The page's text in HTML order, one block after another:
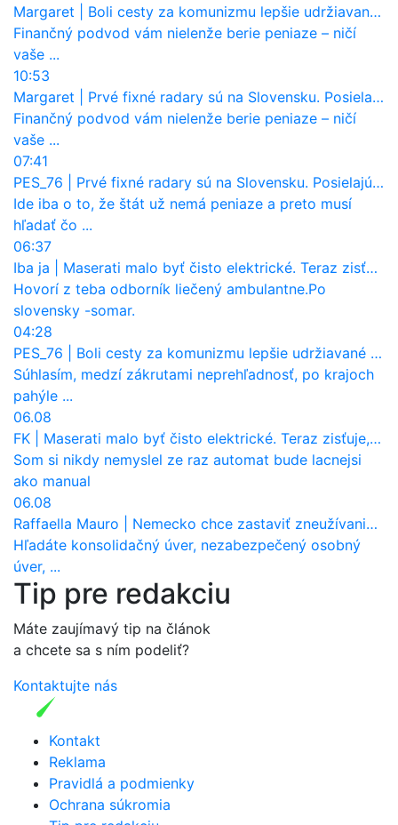
Margaret
Boli cesty za komunizmu lepšie udržiavané ako dnes?
Finančný podvod vám nielenže berie peniaze – ničí
vaše ...
10:53
Margaret
Prvé fixné radary sú na Slovensku. Posielajú už pokuty? Ukáže ich Waze?
Finančný podvod vám nielenže berie peniaze – ničí
vaše ...
07:41
PES_76
Prvé fixné radary sú na Slovensku. Posielajú už pokuty? Ukáže ich Waze?
Ide iba o to, že štát už nemá peniaze a preto musí
hľadať čo ...
06:37
Iba ja
Maserati malo byť čisto elektrické. Teraz zisťuje, že potrebuje nový osemvalcový motor
Hovorí z teba odborník liečený ambulantne.Po
slovensky -somar.
04:28
PES_76
Boli cesty za komunizmu lepšie udržiavané ako dnes?
Súhlasím, medzí zákrutami neprehľadnosť, po krajoch
pahýle ...
06.08
FK
Maserati malo byť čisto elektrické. Teraz zisťuje, že potrebuje nový osemvalcový motor
Som si nikdy nemyslel ze raz automat bude lacnejsi
ako manual
06.08
Raffaella Mauro
Nemecko chce zastaviť zneužívanie dotácií na elektromobily. Pritvrdí pravidlá
Hľadáte konsolidačný úver, nezabezpečený osobný
úver, ...
Tip pre redakciu
Máte zaujímavý tip na článok
a chcete sa s ním podeliť?
Kontaktujte nás
Kontakt
Reklama
Pravidlá a podmienky
Ochrana súkromia